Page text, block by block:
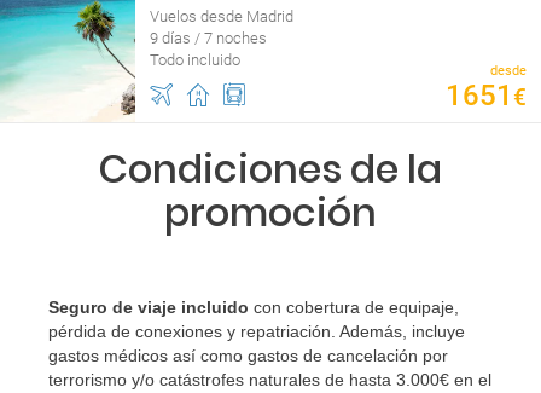
Vuelos desde Madrid
9 días / 7 noches
Todo incluido
desde
1651 €
Condiciones de la
promoción
Seguro de viaje incluido con cobertura de equipaje,
pérdida de conexiones y repatriación. Además, incluye
gastos médicos así como gastos de cancelación por
terrorismo y/o catástrofes naturales de hasta 3.000€ en el